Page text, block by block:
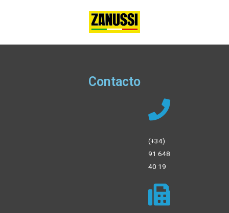
Contacto
(+34)
91 648
40 19